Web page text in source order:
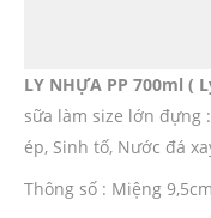
LY NHỰA PP 700ml (
sữa làm size lớn đựng
ép, Sinh tố, Nước đá
Thông số : Miệng